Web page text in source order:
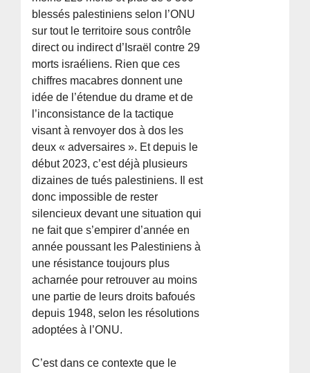
blessés palestiniens selon l’ONU
sur tout le territoire sous contrôle
direct ou indirect d’Israël contre 29
morts israéliens. Rien que ces
chiffres macabres donnent une
idée de l’étendue du drame et de
l’inconsistance de la tactique
visant à renvoyer dos à dos les
deux « adversaires ». Et depuis le
début 2023, c’est déjà plusieurs
dizaines de tués palestiniens. Il est
donc impossible de rester
silencieux devant une situation qui
ne fait que s’empirer d’année en
année poussant les Palestiniens à
une résistance toujours plus
acharnée pour retrouver au moins
une partie de leurs droits bafoués
depuis 1948, selon les résolutions
adoptées à l’ONU.
C’est dans ce contexte que le